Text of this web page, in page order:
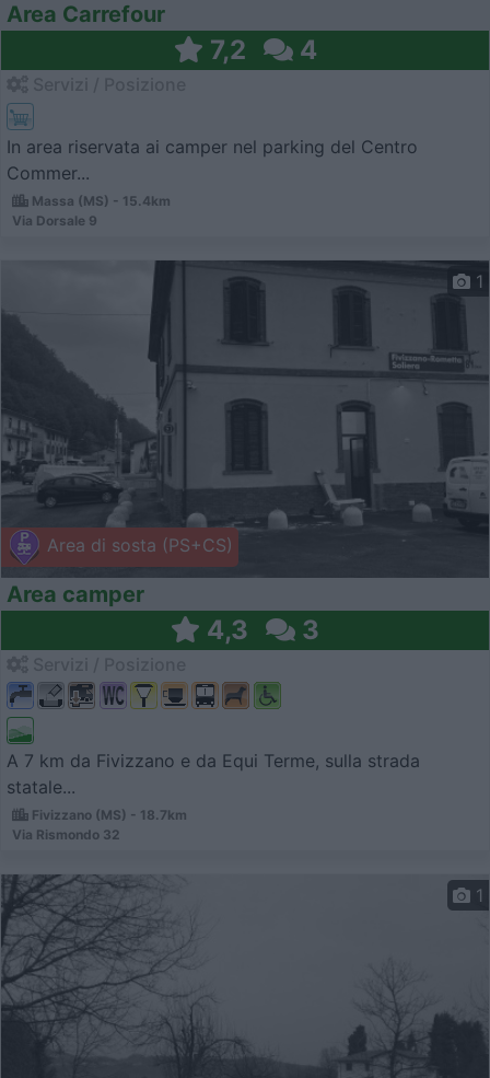
Area Carrefour
7,2 4
In area riservata ai camper nel parking del Centro
Commer...
Massa (MS) - 15.4km
Via Dorsale 9
Area di sosta (PS+CS)
1
Area camper
4,3 3
A 7 km da Fivizzano e da Equi Terme, sulla strada
statale...
Fivizzano (MS) - 18.7km
Via Rismondo 32
1